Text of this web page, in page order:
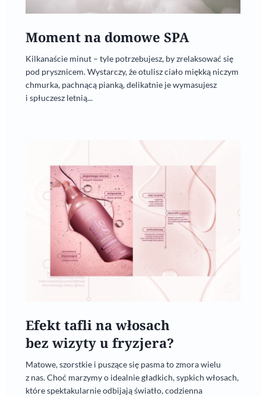
Moment na domowe SPA
Kilkanaście minut – tyle potrzebujesz, by zrelaksować się
pod prysznicem. Wystarczy, że otulisz ciało miękką niczym
chmurka, pachnącą pianką, delikatnie je wymasujesz
i spłuczesz letnią...
Efekt tafli na włosach
bez wizyty u fryzjera?
Matowe, szorstkie i puszące się pasma to zmora wielu
z nas. Choć marzymy o idealnie gładkich, sypkich włosach,
które spektakularnie odbijają światło, codzienna